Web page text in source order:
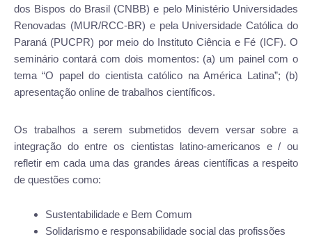
dos Bispos do Brasil (CNBB) e pelo Ministério Universidades
Renovadas (MUR/RCC-BR) e pela Universidade Católica do
Paraná (PUCPR) por meio do Instituto Ciência e Fé (ICF). O
seminário contará com dois momentos: (a) um painel com o
tema “O papel do cientista católico na América Latina”; (b)
apresentação online de trabalhos científicos.
Os trabalhos a serem submetidos devem versar sobre a
integração do entre os cientistas latino-americanos e / ou
refletir em cada uma das grandes áreas científicas a respeito
de questões como:
Sustentabilidade e Bem Comum
Solidarismo e responsabilidade social das profissões